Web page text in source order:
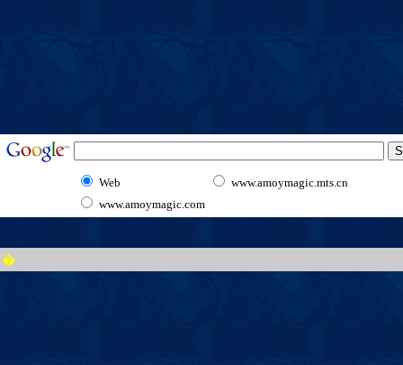
Web
www.amoymagic.mts.cn
www.amoymagic.com
�